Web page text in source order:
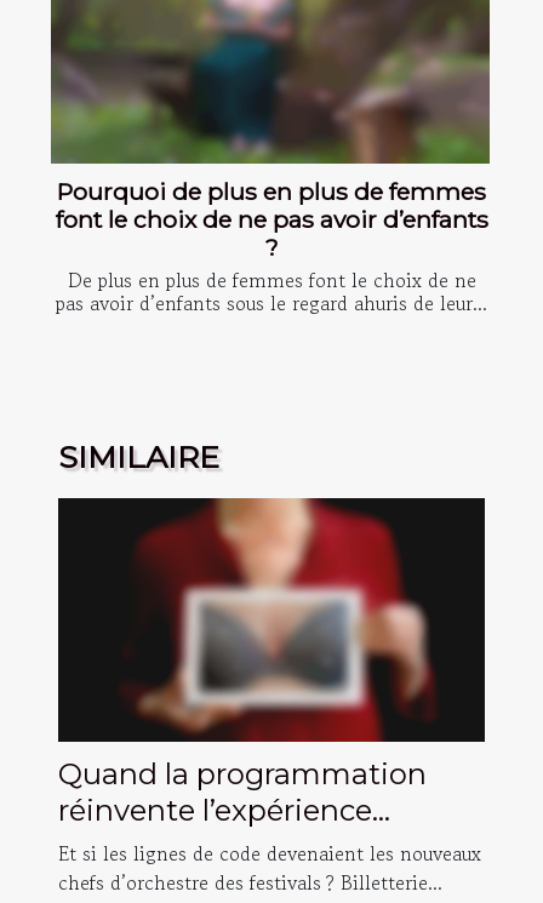
Pourquoi de plus en plus de femmes
font le choix de ne pas avoir d’enfants
?
De plus en plus de femmes font le choix de ne
pas avoir d’enfants sous le regard ahuris de leur...
SIMILAIRE
Quand la programmation
réinvente l’expérience
festivalière : histoires
inattendues
Et si les lignes de code devenaient les nouveaux
chefs d’orchestre des festivals ? Billetterie...